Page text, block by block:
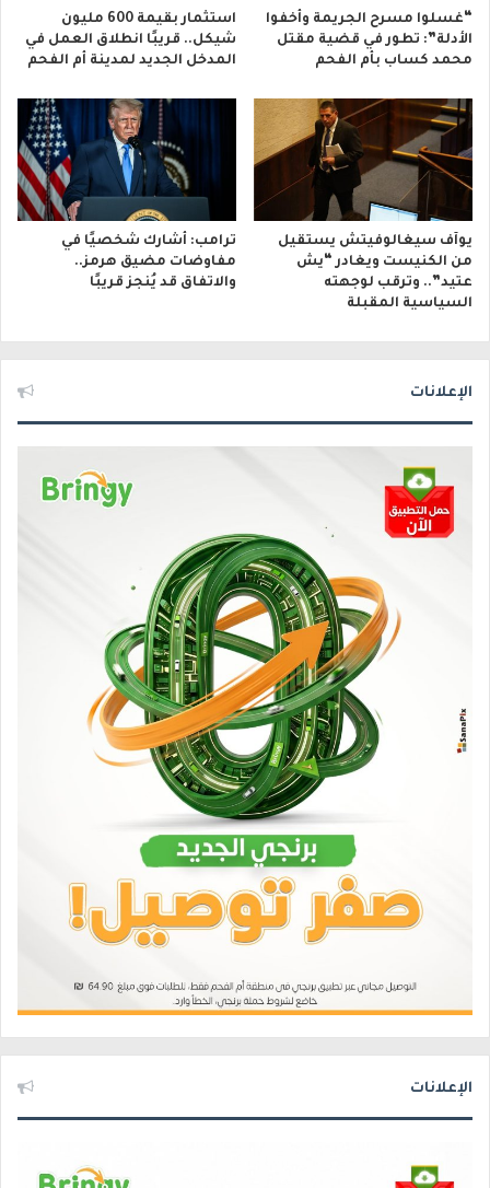
“غسلوا مسرح الجريمة وأخفوا
الأدلة”: تطور في قضية مقتل
محمد كساب بأم الفحم
استثمار بقيمة 600 مليون
شيكل.. قريبًا انطلاق العمل في
المدخل الجديد لمدينة أم الفحم
يوآف سيغالوفيتش يستقيل
من الكنيست ويغادر “يش
عتيد”.. وترقب لوجهته
السياسية المقبلة
ترامب: أشارك شخصيًا في
مفاوضات مضيق هرمز..
والاتفاق قد يُنجز قريبًا
الإعلانات
الإعلانات